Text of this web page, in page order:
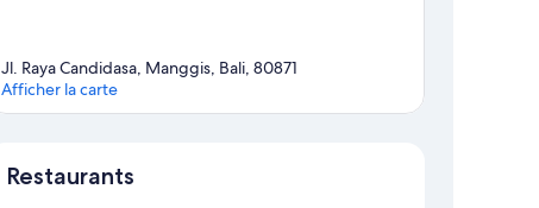
Jl. Raya Candidasa, Manggis, Bali, 80871
Afficher la carte
Restaurants